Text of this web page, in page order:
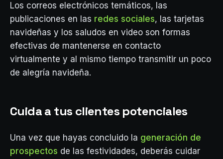
Los correos electrónicos temáticos, las
publicaciones en las redes sociales, las tarjetas
navideñas y los saludos en video son formas
efectivas de mantenerse en contacto
virtualmente y al mismo tiempo transmitir un poco
de alegría navideña.
Cuida a tus clientes potenciales
Una vez que hayas concluido la generación de
prospectos de las festividades, deberás cuidar